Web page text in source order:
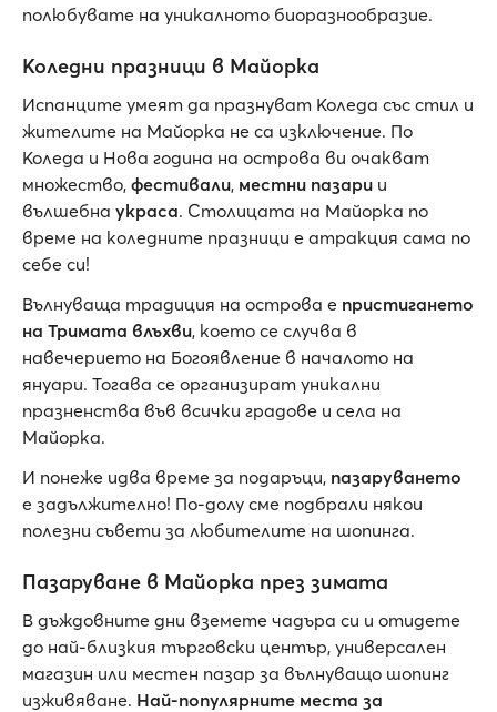
полюбувате на уникалното биоразнообразие.
Коледни празници в Майорка
Испанците умеят да празнуват Коледа със стил и
жителите на Майорка не са изключение. По
Коледа и Нова година на острова ви очакват
множество, фестивали, местни пазари и
вълшебна украса. Столицата на Майорка по
време на коледните празници е атракция сама по
себе си!
Вълнуваща традиция на острова е пристигането
на Тримата влъхви, което се случва в
навечерието на Богоявление в началото на
януари. Тогава се организират уникални
празненства във всички градове и села на
Майорка.
И понеже идва време за подаръци, пазаруването
е задължително! По-долу сме подбрали някои
полезни съвети за любителите на шопинга.
Пазаруване в Майорка през зимата
В дъждовните дни вземете чадъра си и отидете
до най-близкия търговски център, универсален
магазин или местен пазар за вълнуващо шопинг
изживяване. Най-популярните места за